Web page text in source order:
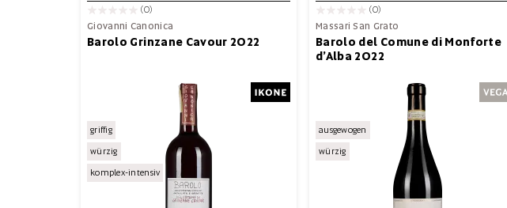
(0)
Giovanni Canonica
Barolo Grinzane Cavour 2022
griffig
würzig
komplex-intensiv
(0)
Massari San Grato
Barolo del Comune di Monforte
d’Alba 2022
ausgewogen
würzig